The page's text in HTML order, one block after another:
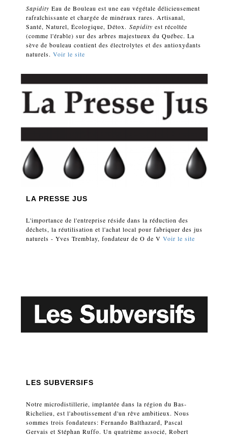
Sapidity Eau de Bouleau est une eau végétale délicieusement
rafraîchissante et chargée de minéraux rares. Artisanal,
Santé, Naturel, Écologique, Détox. Sapidity est récoltée
(comme l'érable) sur des arbres majestueux du Québec. La
sève de bouleau contient des électrolytes et des antioxydants
naturels. Voir le site
LA PRESSE JUS
L'importance de l'entreprise réside dans la réduction des
déchets, la réutilisation et l'achat local pour fabriquer des jus
naturels - Yves Tremblay, fondateur de O de V Voir le site
LES SUBVERSIFS
Notre microdistillerie, implantée dans la région du Bas-
Richelieu, est l'aboutissement d'un rêve ambitieux. Nous
sommes trois fondateurs: Fernando Balthazard, Pascal
Gervais et Stéphan Ruffo. Un quatrième associé, Robert